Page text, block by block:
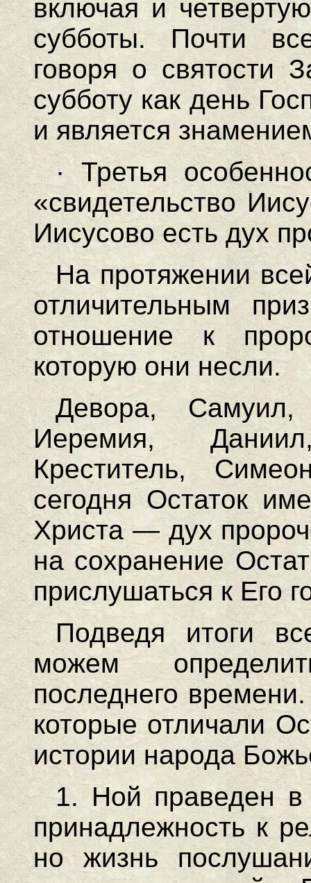
включая и
субботы. Почти
говоря о святости
субботу как день
и является
· Третья
«свидетельство
Иисусово есть дух
На протяжении
отличительным
отношение к
которую они несли.
Девора,
Иеремия,
Креститель,
сегодня Остаток
Христа — дух
на сохранение
прислушаться к Его
Подведя итоги
можем
последнего
которые отличали
истории народа
1. Ной праведен
принадлежность к
но жизнь